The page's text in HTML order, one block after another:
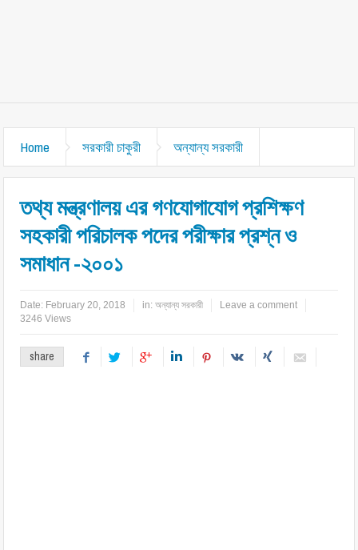
Home সরকারী চাকুরী অন্যান্য সরকারী
তথ্য মন্ত্রণালয় এর গণযোগাযোগ প্রশিক্ষণ
সহকারী পরিচালক পদের পরীক্ষার প্রশ্ন ও
সমাধান -২০০১
Date: February 20, 2018 in:অন্যান্য সরকারী
Leave a comment
3246 Views
share